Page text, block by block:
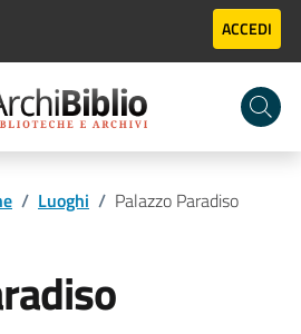
ACCEDI
/ Luoghi / Palazzo Paradiso